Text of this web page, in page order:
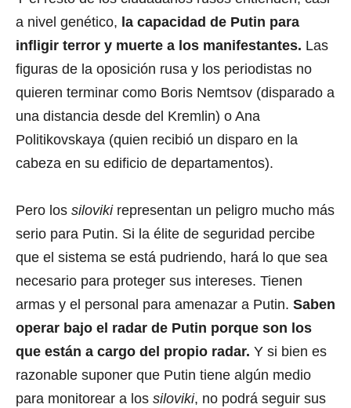
a nivel genético, la capacidad de Putin para
infligir terror y muerte a los manifestantes. Las
figuras de la oposición rusa y los periodistas no
quieren terminar como Boris Nemtsov (disparado a
una distancia desde del Kremlin) o Ana
Politikovskaya (quien recibió un disparo en la
cabeza en su edificio de departamentos).
Pero los silovikirepresentan un peligro mucho más
serio para Putin. Si la élite de seguridad percibe
que el sistema se está pudriendo, hará lo que sea
necesario para proteger sus intereses. Tienen
armas y el personal para amenazar a Putin. Saben
operar bajo el radar de Putin porque son los
que están a cargo del propio radar. Y si bien es
razonable suponer que Putin tiene algún medio
para monitorear a los siloviki, no podrá seguir sus